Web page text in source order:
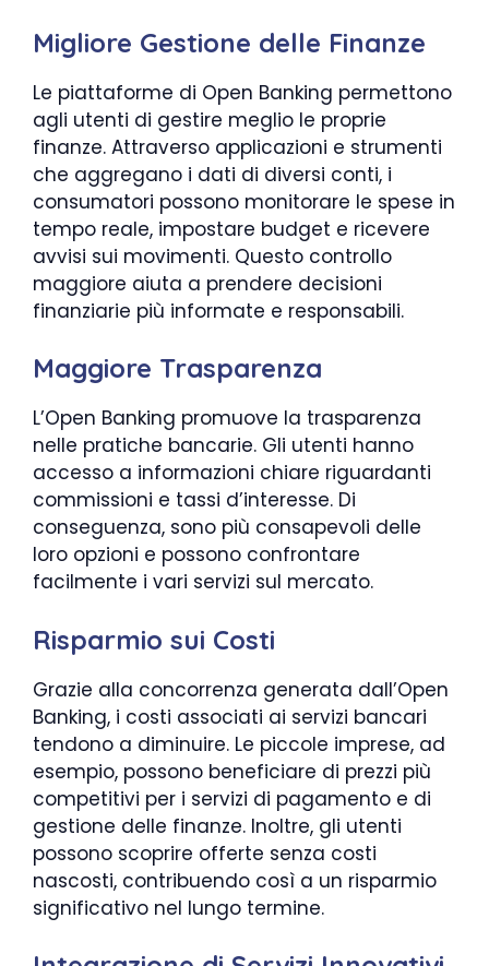
Migliore Gestione delle Finanze
Le piattaforme di Open Banking permettono
agli utenti di gestire meglio le proprie
finanze. Attraverso applicazioni e strumenti
che aggregano i dati di diversi conti, i
consumatori possono monitorare le spese in
tempo reale, impostare budget e ricevere
avvisi sui movimenti. Questo controllo
maggiore aiuta a prendere decisioni
finanziarie più informate e responsabili.
Maggiore Trasparenza
L’Open Banking promuove la trasparenza
nelle pratiche bancarie. Gli utenti hanno
accesso a informazioni chiare riguardanti
commissioni e tassi d’interesse. Di
conseguenza, sono più consapevoli delle
loro opzioni e possono confrontare
facilmente i vari servizi sul mercato.
Risparmio sui Costi
Grazie alla concorrenza generata dall’Open
Banking, i costi associati ai servizi bancari
tendono a diminuire. Le piccole imprese, ad
esempio, possono beneficiare di prezzi più
competitivi per i servizi di pagamento e di
gestione delle finanze. Inoltre, gli utenti
possono scoprire offerte senza costi
nascosti, contribuendo così a un risparmio
significativo nel lungo termine.